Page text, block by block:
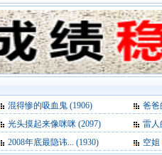
混得惨的吸血鬼 (1906)
爸爸
光头摸起来像咪咪 (2097)
雷人
2008年底最隐讳... (1930) 空姐